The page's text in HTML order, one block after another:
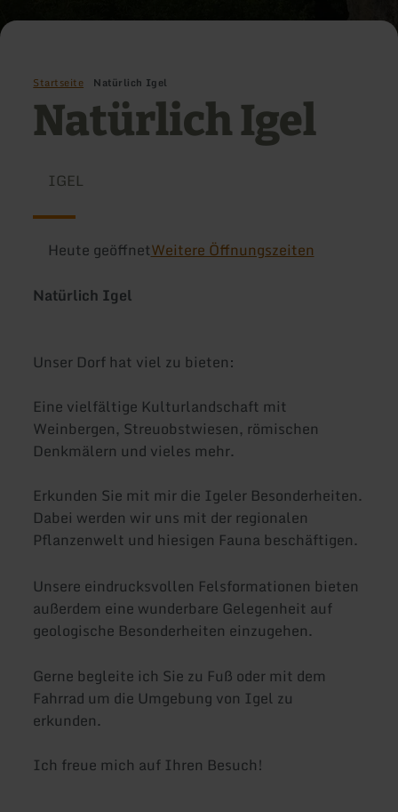
Startseite Natürlich Igel
Natürlich Igel
IGEL
Heute geöffnetWeitere Öffnungszeiten
Natürlich Igel
Unser Dorf hat viel zu bieten:
Eine vielfältige Kulturlandschaft mit
Weinbergen, Streuobstwiesen, römischen
Denkmälern und vieles mehr.
Erkunden Sie mit mir die Igeler Besonderheiten.
Dabei werden wir uns mit der regionalen
Pflanzenwelt und hiesigen Fauna beschäftigen.
Unsere eindrucksvollen Felsformationen bieten
außerdem eine wunderbare Gelegenheit auf
geologische Besonderheiten einzugehen.
Gerne begleite ich Sie zu Fuß oder mit dem
Fahrrad um die Umgebung von Igel zu
erkunden.
Ich freue mich auf Ihren Besuch!